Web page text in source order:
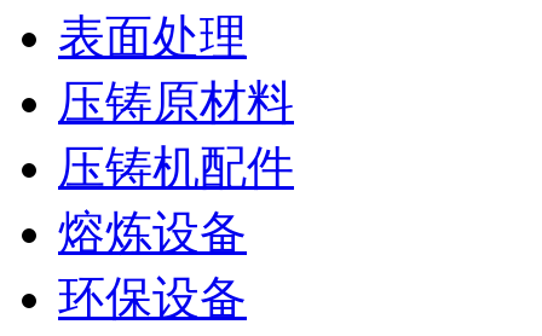
表面处理
压铸原材料
压铸机配件
熔炼设备
环保设备